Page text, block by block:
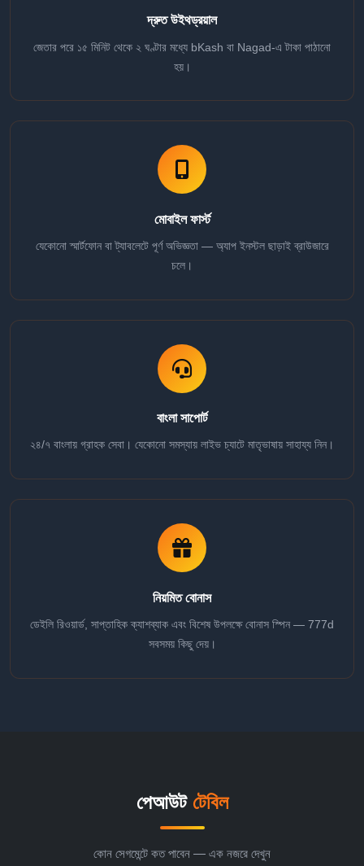
দ্রুত উইথড্রয়াল
জেতার পরে ১৫ মিনিট থেকে ২ ঘণ্টার মধ্যে bKash বা Nagad-এ টাকা পাঠানো
হয়।
মোবাইল ফার্স্ট
যেকোনো স্মার্টফোন বা ট্যাবলেটে পূর্ণ অভিজ্ঞতা — অ্যাপ ইনস্টল ছাড়াই ব্রাউজারে
চলে।
বাংলা সাপোর্ট
২৪/৭ বাংলায় গ্রাহক সেবা। যেকোনো সমস্যায় লাইভ চ্যাটে মাতৃভাষায় সাহায্য নিন।
নিয়মিত বোনাস
ডেইলি রিওয়ার্ড, সাপ্তাহিক ক্যাশব্যাক এবং বিশেষ উপলক্ষে বোনাস স্পিন — 777d
সবসময় কিছু দেয়।
পেআউট টেবিল
কোন সেগমেন্টে কত পাবেন — এক নজরে দেখুন